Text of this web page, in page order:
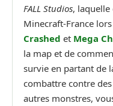
FALL Studios,
Minecraft-France
Crashed et Mega
la map et de
survie en partant de
combattre contre
autres monstres,